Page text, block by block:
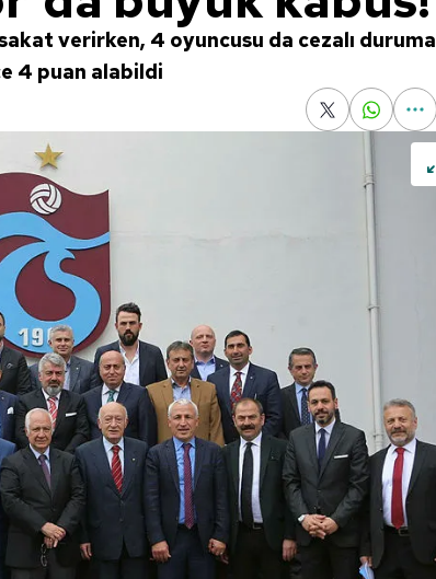
verirken, 4 oyuncusu da cezalı duruma
4 puan alabildi